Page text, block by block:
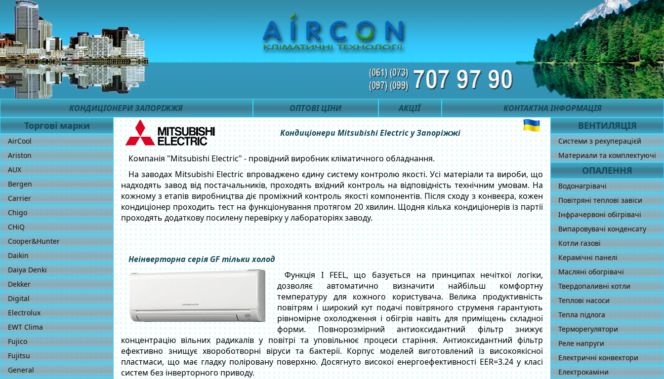
КОНДИЦІОНЕРИ ЗАПОРІЖЖЯ ОПТОВІ ЦІНИ АКЦІЇ КОНТАКТНА ІНФОРМАЦІЯ
Торгові марки
AirCool
Ariston
AUX
Bergen
Carrier
Chigo
CHiQ
Cooper&Hunter
Daikin
Daiya Denki
Dekker
Digital
Electrolux
EWT Clima
Fujico
Fujitsu
General
Кондиціонери Mitsubishi Electric у Запоріжжі
Компанія "Mitsubishi Electric" - провідний виробник кліматичного обладнання.
На заводах Mitsubishi Electric впроваджено єдину систему контролю якості. Усі матеріали та вироби, що
надходять завод від постачальників, проходять вхідний контроль на відповідність технічним умовам. На
кожному з етапів виробництва діє проміжний контроль якості компонентів. Після сходу з конвеєра, кожен
кондиціонер проходить тест на функціонування протягом 20 хвилин. Щодня кілька кондиціонерів із партії
проходять додаткову посилену перевірку у лабораторіях заводу.
Неінверторна серія GF тільки холод
Функція I FEEL, що базується на принципах нечіткої логіки,
дозволяє автоматично визначити найбільш комфортну
температуру для кожного користувача. Велика продуктивність
повітрям і широкий кут подачі повітряного струменя гарантують
рівномірне охолодження і обігрів навіть для приміщень складної
форми. Повнорозмірний антиоксидантний фільтр знижує
концентрацію вільних радикалів у повітрі та уповільнює процеси старіння. Антиоксидантний фільтр
ефективно знищує хвороботворні віруси та бактерії. Корпус моделей виготовлений із високоякісної
пластмаси, що має гладку поліровану поверхню. Досягнуто високої енергоефективності EER=3.24 у класі
систем без інверторного приводу.
ВЕНТИЛЯЦІЯ
Системи з рекуперацієй
Материали та комплектуючі
ОПАЛЕННЯ
Водонагрівачі
Повітряні теплові завіси
Інфрачервоні обігрівачі
Випаровувачі конденсату
Котли газові
Керамічні панелі
Масляні обогрівачі
Твердопаливні котли
Теплові насоси
Тепла підлога
Терморегулятори
Реле напруги
Електричні конвектори
Електрокаміни